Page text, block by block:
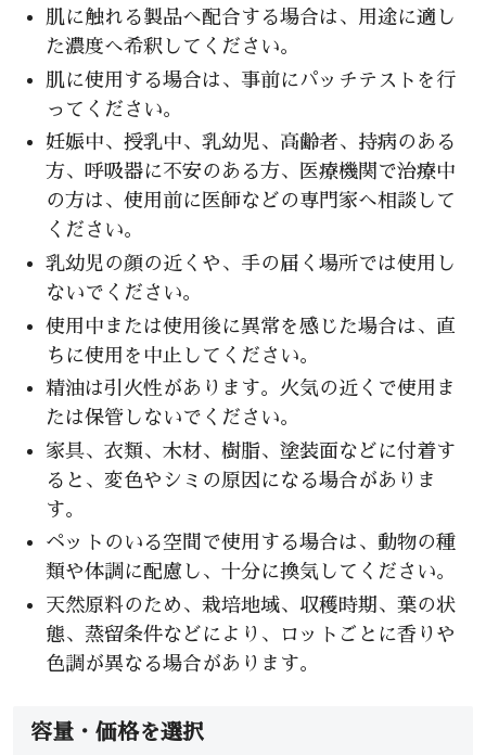
肌に触れる製品へ配合する場合は、用途に適し
た濃度へ希釈してください。
肌に使用する場合は、事前にパッチテストを行
ってください。
妊娠中、授乳中、乳幼児、高齢者、持病のある
方、呼吸器に不安のある方、医療機関で治療中
の方は、使用前に医師などの専門家へ相談して
ください。
乳幼児の顔の近くや、手の届く場所では使用し
ないでください。
使用中または使用後に異常を感じた場合は、直
ちに使用を中止してください。
精油は引火性があります。火気の近くで使用ま
たは保管しないでください。
家具、衣類、木材、樹脂、塗装面などに付着す
ると、変色やシミの原因になる場合がありま
す。
ペットのいる空間で使用する場合は、動物の種
類や体調に配慮し、十分に換気してください。
天然原料のため、栽培地域、収穫時期、葉の状
態、蒸留条件などにより、ロットごとに香りや
色調が異なる場合があります。
容量・価格を選択